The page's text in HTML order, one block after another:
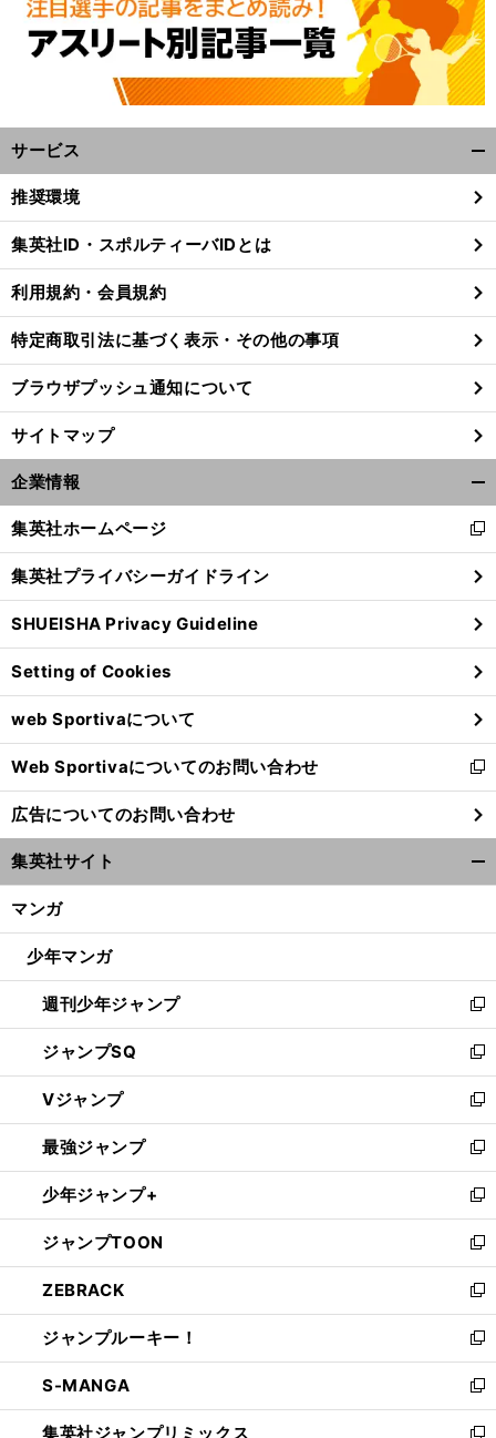
サービス
閉
る
推奨環境
集英社ID・スポルティーバIDとは
利用規約・会員規約
特定商取引法に基づく表示・その他の事項
ブラウザプッシュ通知について
サイトマップ
企業情報
閉
る
集英社ホームページ
新
し
い
ウ
ィ
ン
ド
ウ
で
開
く
集英社プライバシーガイドライン
SHUEISHA Privacy Guideline
Setting of Cookies
web Sportivaについて
Web Sportivaについてのお問い合わせ
新
し
い
ウ
ィ
ン
ウ
開
く
広告についてのお問い合わせ
集英社サイト
マンガ
少年マンガ
週刊少年ジャンプ
新
し
い
ウ
ィ
ン
ド
ウ
で
開
く
ジャンプSQ
新
し
い
ウ
ィ
ン
ド
ウ
で
開
く
Vジャンプ
新
し
い
ウ
ィ
ン
ド
ウ
で
開
く
最強ジャンプ
新
し
い
ウ
ィ
ン
ド
ウ
で
開
く
少年ジャンプ+
新
し
い
ウ
ィ
ン
ド
ウ
で
開
く
ジャンプTOON
新
し
い
ウ
ィ
ン
ド
ウ
で
ZEBRACK
新
し
い
ウ
ィ
ン
ジャンプルーキー！
新
し
い
ウ
S-MANGA
新
し
集英社ジャンプリミックス